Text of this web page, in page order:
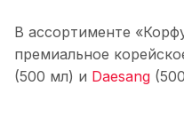
В ассортименте
премиальное
(500 мл) и Daesang